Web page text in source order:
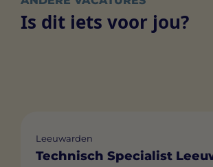
Is dit iets voor jou?
Leeuwarden
Technisch Specialist